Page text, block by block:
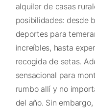
alquiler de casas
posibilidades: desde
deportes para
increíbles, hasta
recogida de setas.
sensacional para
rumbo allí y no
del año. Sin